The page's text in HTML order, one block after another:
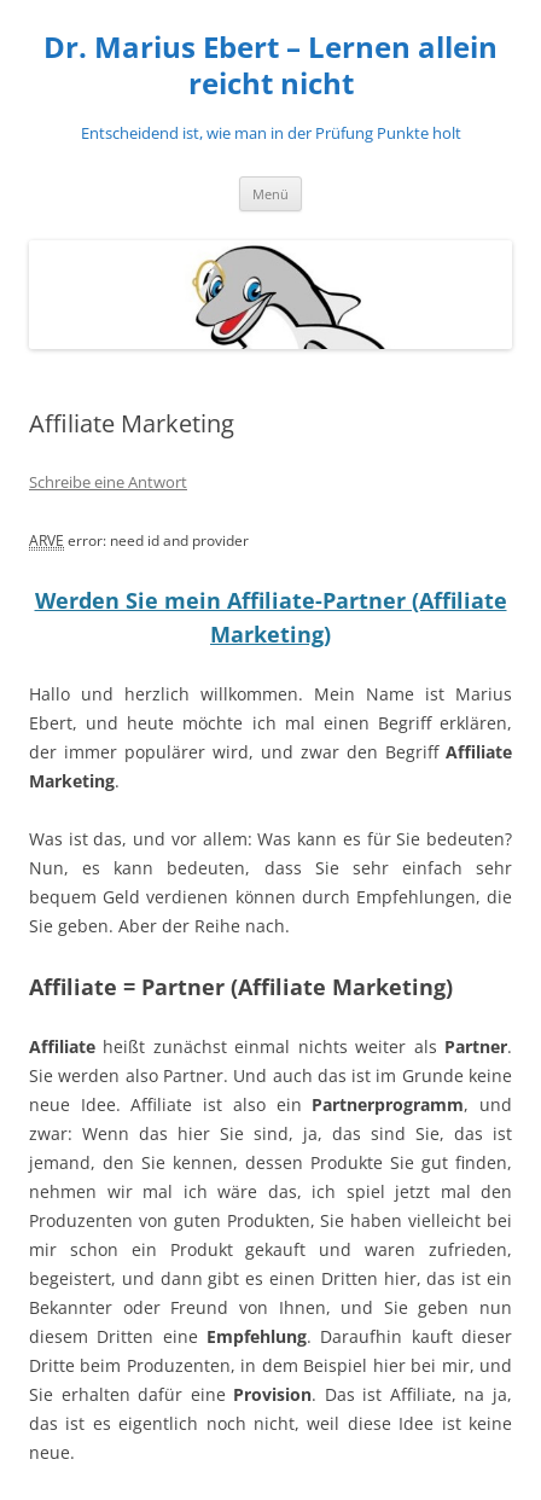
springen
Dr. Marius Ebert – Lernen allein
reicht nicht
Entscheidend ist, wie man in der Prüfung Punkte holt
Menü
Affiliate Marketing
Schreibe eine Antwort
ARVE error: need id and provider
Werden Sie mein Affiliate-Partner (Affiliate
Marketing)
Hallo und herzlich willkommen. Mein Name ist Marius
Ebert, und heute möchte ich mal einen Begriff erklären,
der immer populärer wird, und zwar den Begriff Affiliate
Marketing.
Was ist das, und vor allem: Was kann es für Sie bedeuten?
Nun, es kann bedeuten, dass Sie sehr einfach sehr
bequem Geld verdienen können durch Empfehlungen, die
Sie geben. Aber der Reihe nach.
Affiliate = Partner (Affiliate Marketing)
Affiliate heißt zunächst einmal nichts weiter als Partner.
Sie werden also Partner. Und auch das ist im Grunde keine
neue Idee. Affiliate ist also ein Partnerprogramm, und
zwar: Wenn das hier Sie sind, ja, das sind Sie, das ist
jemand, den Sie kennen, dessen Produkte Sie gut finden,
nehmen wir mal ich wäre das, ich spiel jetzt mal den
Produzenten von guten Produkten, Sie haben vielleicht bei
mir schon ein Produkt gekauft und waren zufrieden,
begeistert, und dann gibt es einen Dritten hier, das ist ein
Bekannter oder Freund von Ihnen, und Sie geben nun
diesem Dritten eine Empfehlung. Daraufhin kauft dieser
Dritte beim Produzenten, in dem Beispiel hier bei mir, und
Sie erhalten dafür eine Provision. Das ist Affiliate, na ja,
das ist es eigentlich noch nicht, weil diese Idee ist keine
neue.